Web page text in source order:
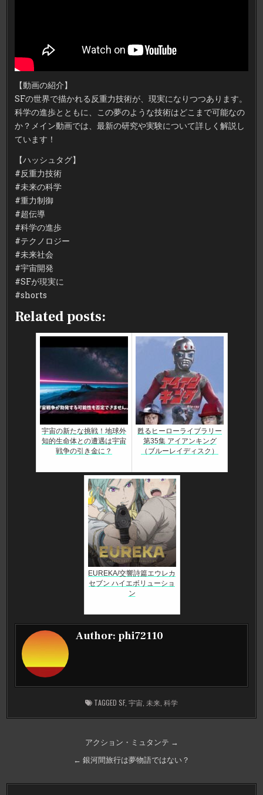
【動画の紹介】
SFの世界で描かれる反重力技術が、現実になりつつあります。
科学の進歩とともに、この夢のような技術はどこまで可能なの
か？メイン動画では、最新の研究や実験について詳しく解説し
ています！
【ハッシュタグ】
#反重力技術
#未来の科学
#重力制御
#超伝導
#科学の進歩
#テクノロジー
#未来社会
#宇宙開発
#SFが現実に
#shorts
Related posts:
宇宙の新たな挑戦！地球外
知的生命体との遭遇は宇宙
戦争の引き金に？
甦るヒーローライブラリー
第35集 アイアンキング
（ブルーレイディスク）
EUREKA/交響詩篇エウレカ
セブン ハイエボリューショ
ン
Author: phi72110
TAGGED SF, 宇宙 未来 科学
アクション・ミュタンテ →
← 銀河間旅行は夢物語ではない？